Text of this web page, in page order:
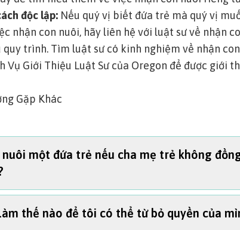
độc lập: Nếu quý vị biết đứa trẻ mà quý vị
nhận con nuôi, hãy liên hệ với luật sư về nhận
quy trình. Tìm luật sư có kinh nghiệm về nhận
Vụ Giới Thiệu Luật Sư của Oregon để được giới
Gặp Khác
một đứa trẻ nếu cha mẹ trẻ không
loại hình nhận con nuôi. Đối với việc nhận con
thế nào để tôi có thể từ bỏ quyền của